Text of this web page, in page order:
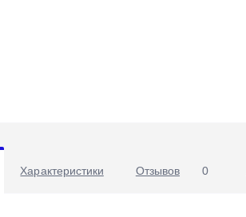
Характеристики Отзывов 0